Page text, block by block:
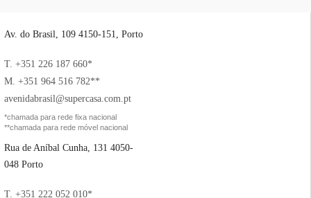
Av. do Brasil, 109 4150-151, Porto
T. +351 226 187 660*
M. +351 964 516 782**
avenidabrasil@supercasa.com.pt
*chamada para rede fixa nacional
**chamada para rede móvel nacional
Rua de Aníbal Cunha, 131 4050-
048 Porto
T. +351 222 052 010*